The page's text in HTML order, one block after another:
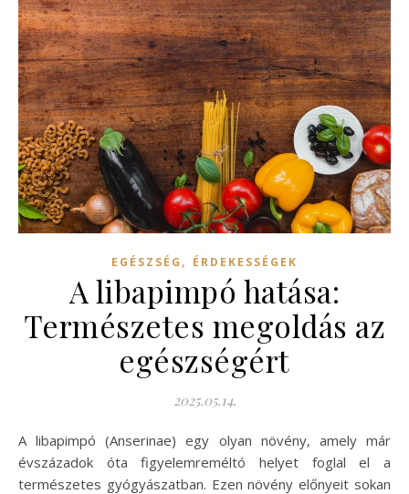
EGÉSZSÉG , ÉRDEKESSÉGEK
A libapimpó hatása:
Természetes megoldás az
egészségért
2025.05.14.
A libapimpó (Anserinae) egy olyan növény, amely már
évszázadok óta figyelemreméltó helyet foglal el a
természetes gyógyászatban. Ezen növény előnyeit sokan